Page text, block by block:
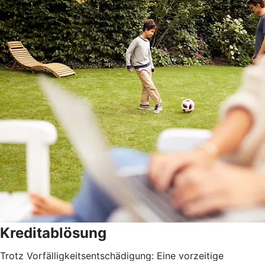
Kreditablösung
Trotz Vorfälligkeitsentschädigung: Eine vorzeitige